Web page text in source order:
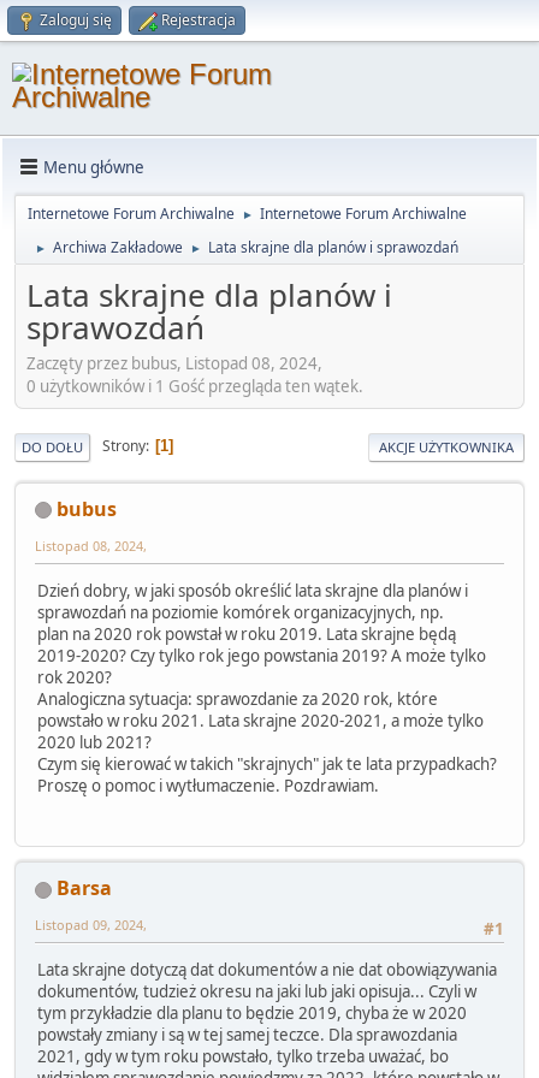
Zaloguj się Rejestracja
Menu główne
Internetowe Forum Archiwalne ► Internetowe Forum Archiwalne
► Archiwa Zakładowe ► Lata skrajne dla planów i sprawozdań
Lata skrajne dla planów i
sprawozdań
Zaczęty przez bubus, Listopad 08, 2024,
0 użytkowników i 1 Gość przegląda ten wątek.
DO DOŁU Strony 1 AKCJE UŻYTKOWNIKA
bubus
Listopad 08, 2024,
Dzień dobry, w jaki sposób określić lata skrajne dla planów i
sprawozdań na poziomie komórek organizacyjnych, np.
plan na 2020 rok powstał w roku 2019. Lata skrajne będą
2019-2020? Czy tylko rok jego powstania 2019? A może tylko
rok 2020?
Analogiczna sytuacja: sprawozdanie za 2020 rok, które
powstało w roku 2021. Lata skrajne 2020-2021, a może tylko
2020 lub 2021?
Czym się kierować w takich "skrajnych" jak te lata przypadkach?
Proszę o pomoc i wytłumaczenie. Pozdrawiam.
Barsa
#1
Listopad 09, 2024,
Lata skrajne dotyczą dat dokumentów a nie dat obowiązywania
dokumentów, tudzież okresu na jaki lub jaki opisuja... Czyli w
tym przykładzie dla planu to będzie 2019, chyba że w 2020
powstały zmiany i są w tej samej teczce. Dla sprawozdania
2021, gdy w tym roku powstało, tylko trzeba uważać, bo